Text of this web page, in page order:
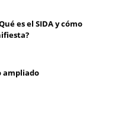
es el SIDA y cómo
ampliado